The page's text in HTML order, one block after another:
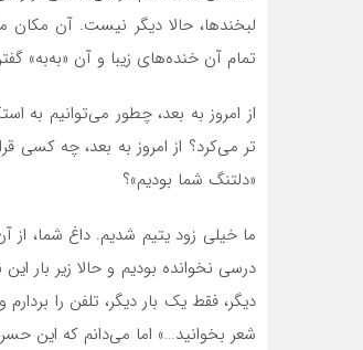
لبخندها، حالا دیگر نیست. آن
تمام آن خنده‌های زیبا و آن «به‌به»
از امروز به بعد، چطور می‌توانیم به
تر می‌کرد؟ از امروز به بعد، چه
«دلتنگ شما بودیم»؟
ما خیلی زود یتیم شدیم. داغ شما،
درسی نخوانده بودیم و حالا زیر بار
دیگر، فقط یک بار دیگر، تلفن را
شعر بخوانید…» اما می‌دانم که این